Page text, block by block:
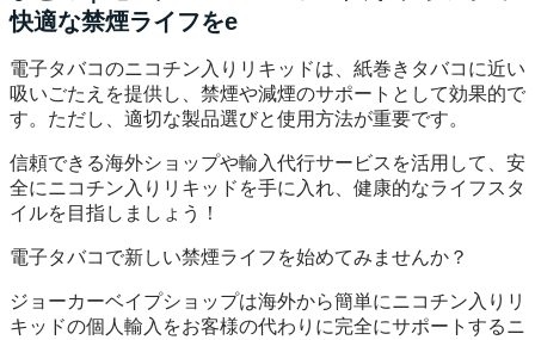
快適な禁煙ライフをe
電子タバコのニコチン入りリキッドは、紙巻きタバコに近い
吸いごたえを提供し、禁煙や減煙のサポートとして効果的で
す。ただし、適切な製品選びと使用方法が重要です。
信頼できる海外ショップや輸入代行サービスを活用して、安
全にニコチン入りリキッドを手に入れ、健康的なライフスタ
イルを目指しましょう！
電子タバコで新しい禁煙ライフを始めてみませんか？
ジョーカーベイプショップは海外から簡単にニコチン入りリ
キッドの個人輸入をお客様の代わりに完全にサポートするニ